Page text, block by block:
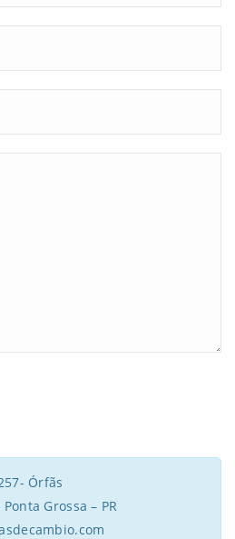
Órfãs
Grossa – PR